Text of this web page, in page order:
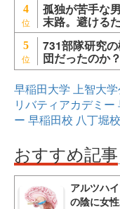
4 孤独が苦手な
末路。避ける
5 731部隊研究
団だったのか？
早稲田大学 上智大
リバティアカデミー
ー 早稲田校 八丁堀校
おすすめ記事
アルツハ
の陰に女